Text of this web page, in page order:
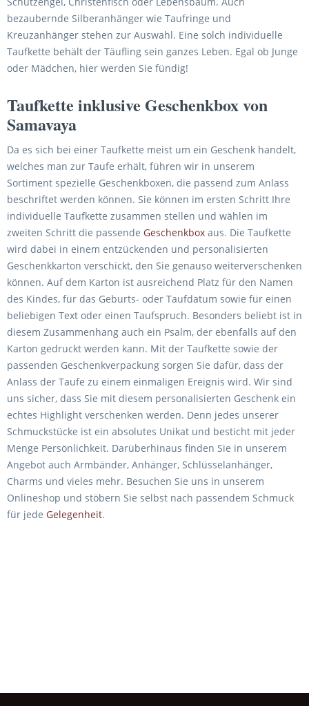
bezaubernde Silberanhänger wie Taufringe und
Kreuzanhänger stehen zur Auswahl. Eine solch individuelle
Taufkette behält der Täufling sein ganzes Leben. Egal ob Junge
oder Mädchen, hier werden Sie fündig!
Taufkette inklusive Geschenkbox von
Samavaya
Da es sich bei einer Taufkette meist um ein Geschenk handelt,
welches man zur Taufe erhält, führen wir in unserem
Sortiment spezielle Geschenkboxen, die passend zum Anlass
beschriftet werden können. Sie können im ersten Schritt Ihre
individuelle Taufkette zusammen stellen und wählen im
zweiten Schritt die passende Geschenkbox aus. Die Taufkette
wird dabei in einem entzückenden und personalisierten
Geschenkkarton verschickt, den Sie genauso weiterverschenken
können. Auf dem Karton ist ausreichend Platz für den Namen
des Kindes, für das Geburts- oder Taufdatum sowie für einen
beliebigen Text oder einen Taufspruch. Besonders beliebt ist in
diesem Zusammenhang auch ein Psalm, der ebenfalls auf den
Karton gedruckt werden kann. Mit der Taufkette sowie der
passenden Geschenkverpackung sorgen Sie dafür, dass der
Anlass der Taufe zu einem einmaligen Ereignis wird. Wir sind
uns sicher, dass Sie mit diesem personalisierten Geschenk ein
echtes Highlight verschenken werden. Denn jedes unserer
Schmuckstücke ist ein absolutes Unikat und besticht mit jeder
Menge Persönlichkeit. Darüberhinaus finden Sie in unserem
Angebot auch Armbänder, Anhänger, Schlüsselanhänger,
Charms und vieles mehr. Besuchen Sie uns in unserem
Onlineshop und stöbern Sie selbst nach passendem Schmuck
für jede Gelegenheit.